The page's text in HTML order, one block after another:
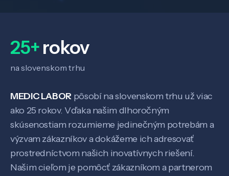
25+rokov
na slovenskom trhu
MEDIC LABOR pôsobí na slovenskom trhu už viac
ako 25 rokov. Vďaka našim dlhoročným
skúsenostiam rozumieme jedinečným potrebám a
výzvam zákazníkov a dokážeme ich adresovať
prostredníctvom našich inovatívnych riešení.
Našim cieľom je pomôcť zákazníkom a partnerom